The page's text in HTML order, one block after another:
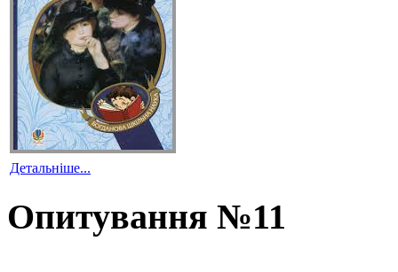
Детальніше...
Опитування №11